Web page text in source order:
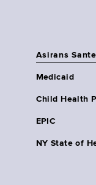
Asirans Sante
Medicaid
Child Health
EPIC
NY State of